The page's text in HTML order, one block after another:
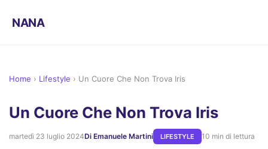
NANA
Home › Lifestyle › Un Cuore Che Non Trova Iris
Un Cuore Che Non Trova Iris
martedì 23 luglio 2024Di Emanuele Martini LIFESTYLE 10 min di lettura